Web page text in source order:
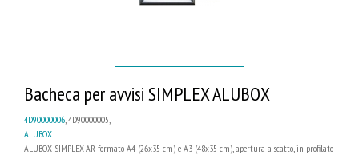
Bacheca per avvisi SIMPLEX ALUBOX
4D90000006 , 4D90000005,
ALUBOX
ALUBOX SIMPLEX-AR formato A4 (26x35 cm) e A3 (48x35 cm), apertura a scatto, in profilato